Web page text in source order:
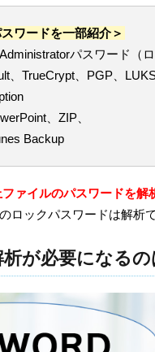
ワードを一部紹介＞
パスワード（
、TrueCrypt、PGP、
、ZIP、
Backup
ァイルのパスワードを解
ロックパスワードは解析
が必要になる